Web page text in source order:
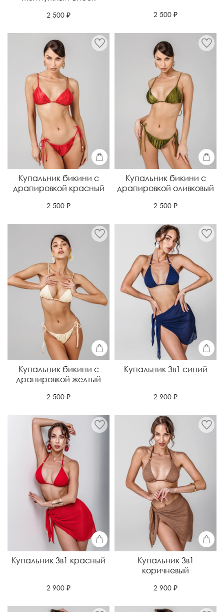
2 500 ₽ 2 500 ₽
Купальник бикини с
драпировкой красный
2 500 ₽
Купальник бикини с
драпировкой оливковый
2 500 ₽
Купальник бикини с
драпировкой желтый
2 500 ₽
Купальник 3в1 синий
2 900 ₽
Купальник 3в1 красный
2 900 ₽
Купальник 3в1
коричневый
2 900 ₽